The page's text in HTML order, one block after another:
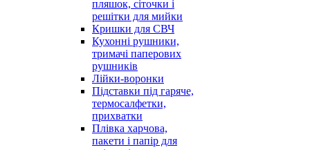
пляшок, сіточки і
решітки для мийки
Кришки для СВЧ
Кухонні рушники,
тримачі паперових
рушників
Лійки-воронки
Підставки під гаряче,
термосалфетки,
прихватки
Плівка харчова,
пакети і папір для